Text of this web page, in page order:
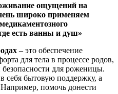
ощущений на
широко применяем
есть ванны и душ»
– это обеспечение
для тела в процессе родов,
для роженицы.
себя бытовую поддержку, а
помочь донести